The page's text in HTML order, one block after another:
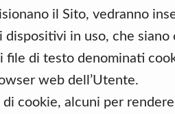
il Sito, vedranno
dispositivi in uso, che
file di testo denominati
web dell’Utente.
cookie, alcuni per